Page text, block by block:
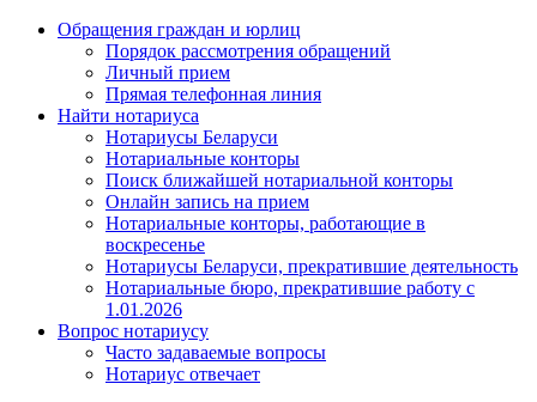
Обращения граждан и юрлиц
Порядок рассмотрения обращений
Личный прием
Прямая телефонная линия
Найти нотариуса
Нотариусы Беларуси
Нотариальные конторы
Поиск ближайшей нотариальной конторы
Онлайн запись на прием
Нотариальные конторы, работающие в
воскресенье
Нотариусы Беларуси, прекратившие деятельность
Нотариальные бюро, прекратившие работу с
1.01.2026
Вопрос нотариусу
Часто задаваемые вопросы
Нотариус отвечает